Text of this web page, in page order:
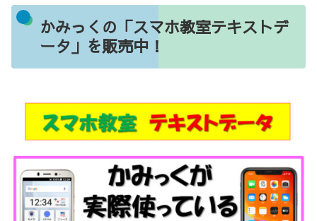
かみっくの「スマホ教室テキストデ
ータ」を販売中！